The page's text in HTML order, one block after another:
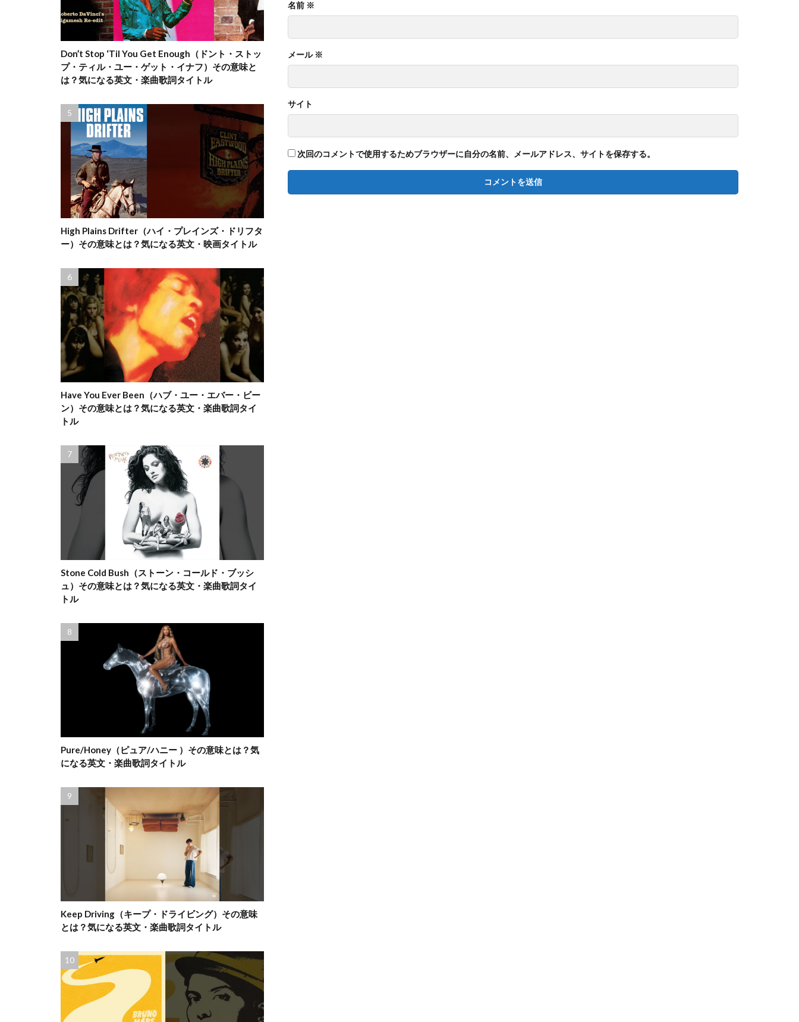
名前 ※
メール ※
サイト
次回のコメントで使用するためブラウザーに自分の名前、メールアドレス、サイトを保存する。
Don’t Stop ‘Til You Get Enough（ドント・ストッ
プ・ティル・ユー・ゲット・イナフ）その意味と
は？気になる英文・楽曲歌詞タイトル
High Plains Drifter（ハイ・プレインズ・ドリフタ
ー）その意味とは？気になる英文・映画タイトル
Have You Ever Been（ハブ・ユー・エバー・ビー
ン）その意味とは？気になる英文・楽曲歌詞タイ
トル
Stone Cold Bush（ストーン・コールド・ブッシ
ュ）その意味とは？気になる英文・楽曲歌詞タイ
トル
Pure/Honey（ピュア/ハニー ）その意味とは？気
になる英文・楽曲歌詞タイトル
Keep Driving（キープ・ドライビング）その意味
とは？気になる英文・楽曲歌詞タイトル